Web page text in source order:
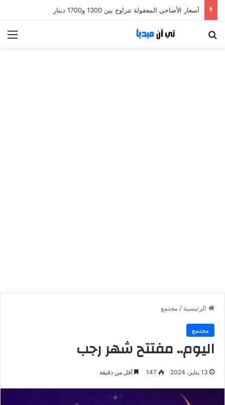
أسعار الأضاحي المعقولة تتراوح بين 1300 و1700 دينار
الرئيسية / مجتمع
مجتمع
اليوم.. مفتتح شهر رجب
13 يناير، 2024 147 أقل من دقيقة